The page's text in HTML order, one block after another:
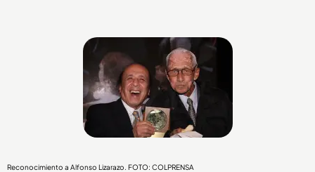
Reconocimiento a Alfonso Lizarazo. FOTO: COLPRENSA